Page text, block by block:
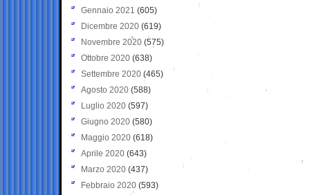
Gennaio 2021 (605)
Dicembre 2020 (619)
Novembre 2020 (575)
Ottobre 2020 (638)
Settembre 2020(465)
Agosto 2020 (588)
Luglio 2020 (597)
Giugno 2020 (580)
Maggio 2020 (618)
Aprile 2020 (643)
Marzo 2020 (437)
Febbraio 2020 (593)